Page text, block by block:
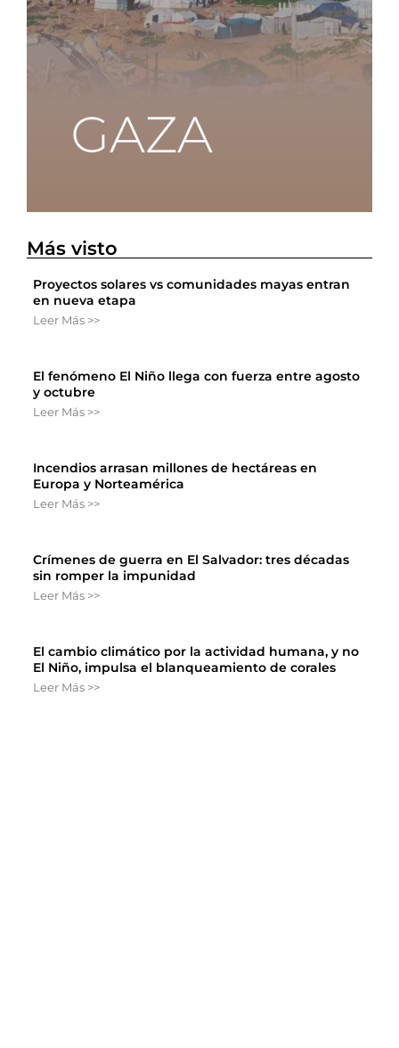
Más visto
Proyectos solares vs comunidades mayas entran
en nueva etapa
Leer Más >>
El fenómeno El Niño llega con fuerza entre agosto
y octubre
Leer Más >>
Incendios arrasan millones de hectáreas en
Europa y Norteamérica
Leer Más >>
Crímenes de guerra en El Salvador: tres décadas
sin romper la impunidad
Leer Más >>
El cambio climático por la actividad humana, y no
El Niño, impulsa el blanqueamiento de corales
Leer Más >>